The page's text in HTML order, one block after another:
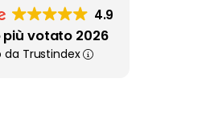
4.9
più votato 2026
da Trustindex